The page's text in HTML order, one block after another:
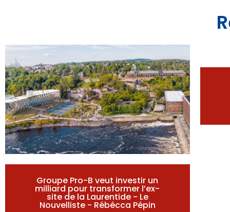
Groupe Pro-B veut investir un
milliard pour transformer l’ex-
site de la Laurentide - Le
Nouvelliste - Rébécca Pépin